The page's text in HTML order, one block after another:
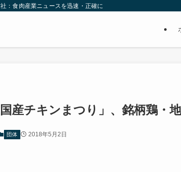
：食肉産業ニュースを迅速・正確に
産チキンまつり」、銘柄鶏・
団体 2018年5月2日